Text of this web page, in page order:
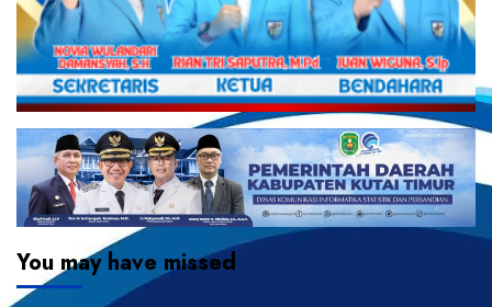
You may have missed